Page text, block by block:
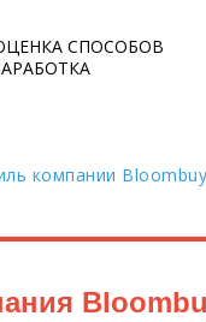
СПОСОБОВ
компании Bloombuy